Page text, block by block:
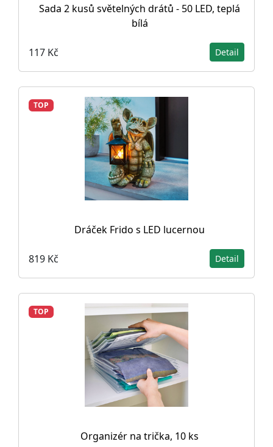
Sada 2 kusů světelných drátů - 50 LED, teplá
bílá
117 Kč Detail
TOP
Dráček Frido s LED lucernou
819 Kč Detail
TOP
Organizér na trička, 10 ks